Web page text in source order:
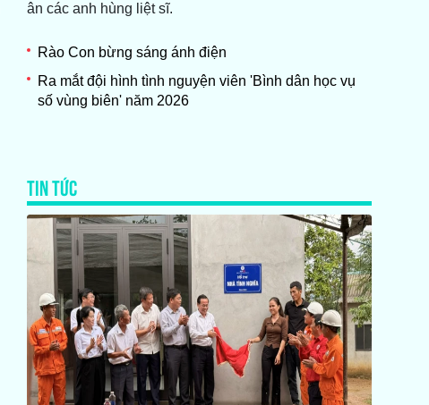
ân các anh hùng liệt sĩ.
Rào Con bừng sáng ánh điện
Ra mắt đội hình tình nguyện viên 'Bình dân học vụ
số vùng biên' năm 2026
TIN TỨC